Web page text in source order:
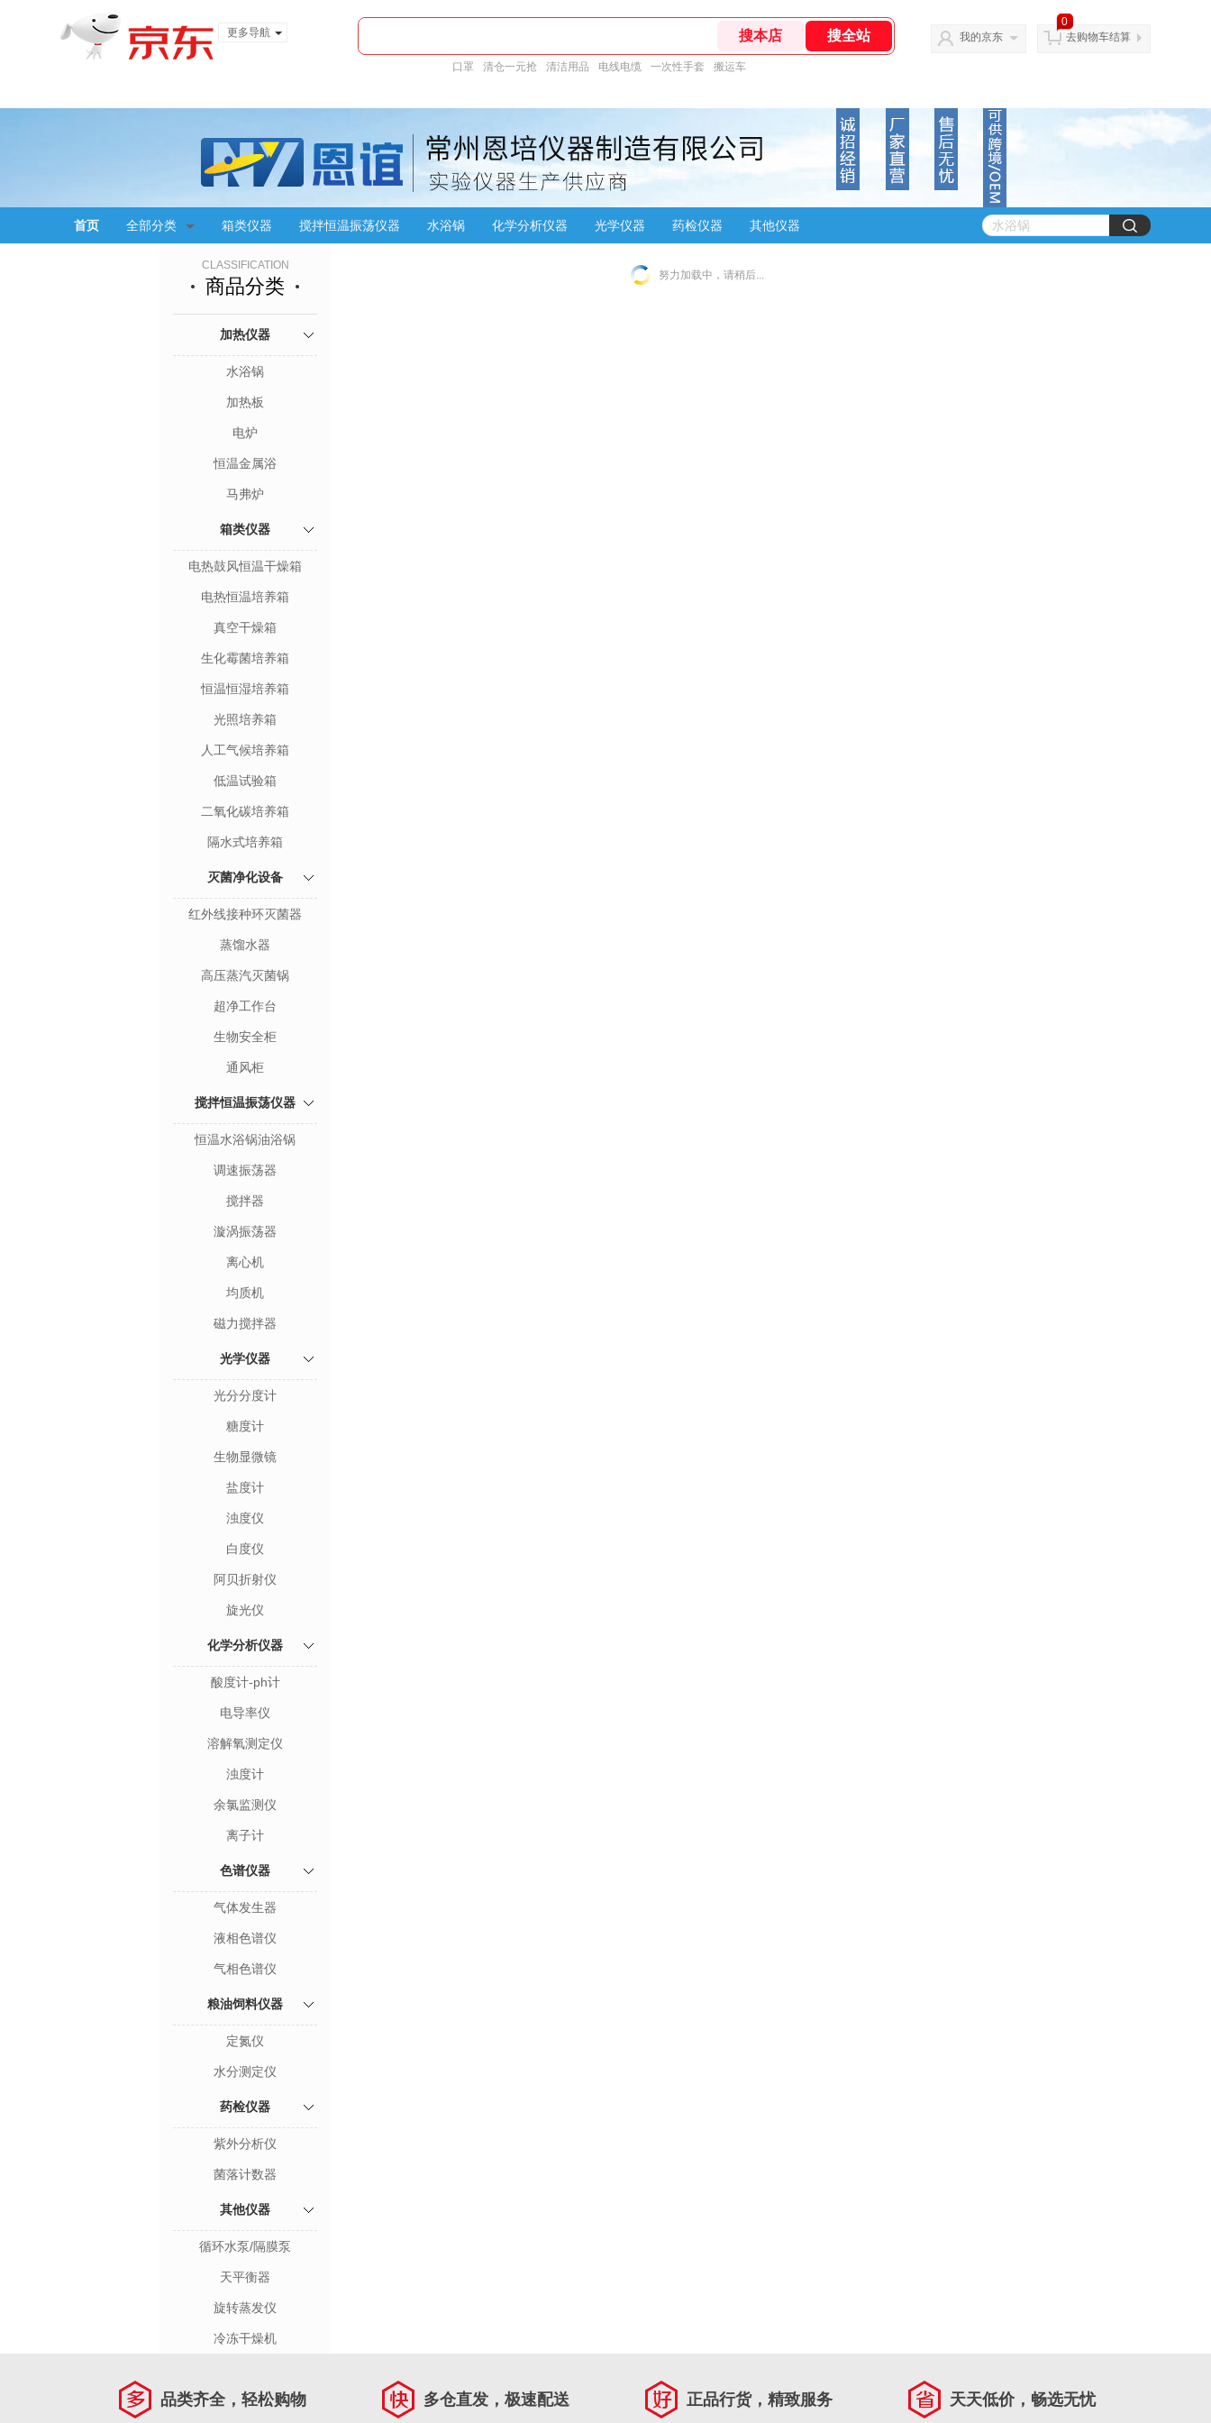
更多导航
口罩 清仓一元抢 清洁用品 电线电缆 一次性手套 搬运车
我的京东
0
去购物车结算
首页 全部分类 箱类仪器 搅拌恒温振荡仪器 水浴锅 化学分析仪器 光学仪器 药检仪器 其他仪器
CLASSIFICATION
商品分类
加热仪器
水浴锅
加热板
电炉
恒温金属浴
马弗炉
箱类仪器
电热鼓风恒温干燥箱
电热恒温培养箱
真空干燥箱
生化霉菌培养箱
恒温恒湿培养箱
光照培养箱
人工气候培养箱
低温试验箱
二氧化碳培养箱
隔水式培养箱
灭菌净化设备
红外线接种环灭菌器
蒸馏水器
高压蒸汽灭菌锅
超净工作台
生物安全柜
通风柜
搅拌恒温振荡仪器
恒温水浴锅油浴锅
调速振荡器
搅拌器
漩涡振荡器
离心机
均质机
磁力搅拌器
光学仪器
光分分度计
糖度计
生物显微镜
盐度计
浊度仪
白度仪
阿贝折射仪
旋光仪
化学分析仪器
酸度计-ph计
电导率仪
溶解氧测定仪
浊度计
余氯监测仪
离子计
色谱仪器
气体发生器
液相色谱仪
气相色谱仪
粮油饲料仪器
定氮仪
水分测定仪
药检仪器
紫外分析仪
菌落计数器
其他仪器
循环水泵/隔膜泵
天平衡器
旋转蒸发仪
冷冻干燥机
努力加载中，请稍后...
品类齐全，轻松购物 多仓直发，极速配送 正品行货，精致服务 天天低价，畅选无忧